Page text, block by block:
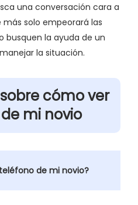
una conversación cara a
solo empeorará las
busquen la ayuda de un
la situación.
sobre cómo ver
mi novio
de mi novio?